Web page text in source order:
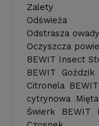
Zalety
Odświeża
Odstrasza owady
Oczyszcza
BEWIT Insect
BEWIT
Citronela
cytrynowa
Świerk BEWIT